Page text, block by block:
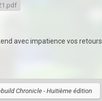
avec impatience vos retours
Chronicle - Huitième édition